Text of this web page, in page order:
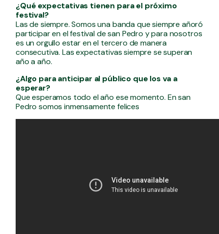
¿Qué expectativas tienen para el próximo
festival?
Las de siempre. Somos una banda que siempre añoró
participar en el festival de san Pedro y para nosotros
es un orgullo estar en el tercero de manera
consecutiva. Las expectativas siempre se superan
año a año.
¿Algo para anticipar al público que los va a
esperar?
Que esperamos todo el año ese momento. En san
Pedro somos inmensamente felices